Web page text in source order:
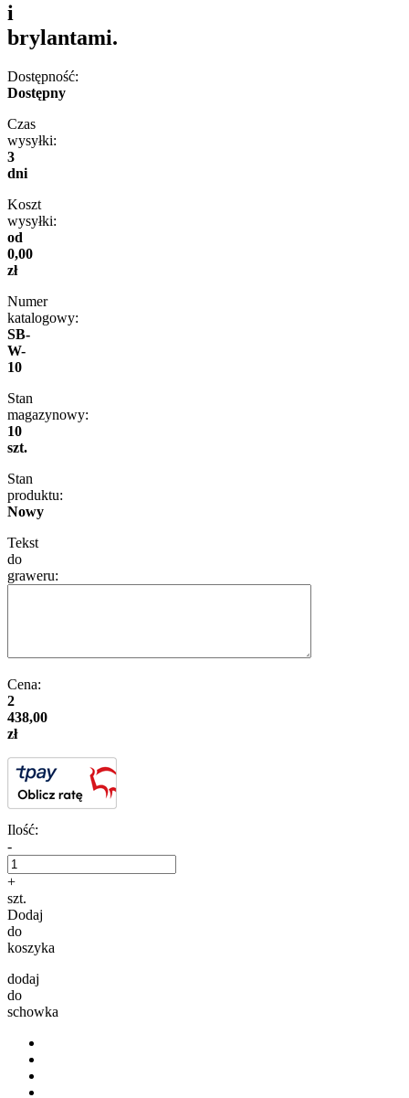
i
brylantami.
Dostępność:
Dostępny
Czas
wysyłki:
3
dni
Koszt
wysyłki:
od
0,00
zł
Numer
katalogowy:
SB-
W-
10
Stan
magazynowy:
10
szt.
Stan
produktu:
Nowy
Tekst
do
graweru:
Cena:
2
438,00
zł
Ilość:
-
+
szt.
Dodaj
do
koszyka
dodaj
do
schowka